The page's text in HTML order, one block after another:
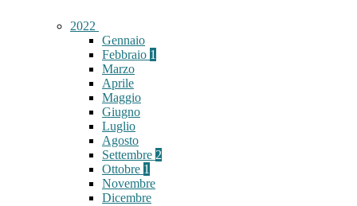
2022
Gennaio
Febbraio 1
Marzo
Aprile
Maggio
Giugno
Luglio
Agosto
Settembre 2
Ottobre 1
Novembre
Dicembre